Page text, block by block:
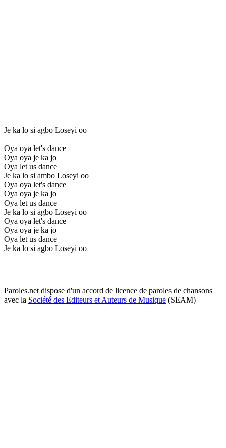
Je ka lo si agbo Loseyi oo
Oya oya let's dance
Oya oya je ka jo
Oya let us dance
Je ka lo si ambo Loseyi oo
Oya oya let's dance
Oya oya je ka jo
Oya let us dance
Je ka lo si agbo Loseyi oo
Oya oya let's dance
Oya oya je ka jo
Oya let us dance
Je ka lo si agbo Loseyi oo
Paroles.net dispose d'un accord de licence de paroles de chansons
avec la Société des Editeurs et Auteurs de Musique (SEAM)